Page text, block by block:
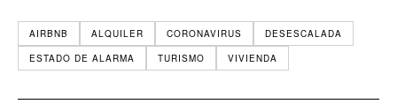
AIRBNB ALQUILER CORONAVIRUS
DESESCALADA
ESTADO DE ALARMA
TURISMO VIVIENDA